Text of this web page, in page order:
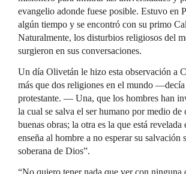
evangelio adonde fuese posible. Estuvo en
algún tiempo y se encontró con su primo
Naturalmente, los disturbios religiosos del
surgieron en sus conversaciones.
Un día Olivetán le hizo esta observación a
más que dos religiones en el mundo
protestante. — Una, que los hombres han
la cual se salva el ser humano por medio de
buenas obras; la otra es la que está
enseña al hombre a no esperar su salvación
soberana de Dios”.
“No quiero tener nada que ver con ninguna